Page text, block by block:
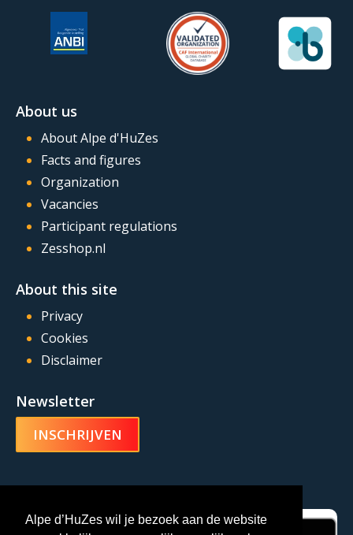
Alpe d’HuZes wil je bezoek aan de website
About us
About Alpe d'HuZes
Facts and figures
Organization
Vacancies
Participant regulations
Zesshop.nl
About this site
Privacy
Cookies
Disclaimer
Newsletter
INSCHRIJVEN